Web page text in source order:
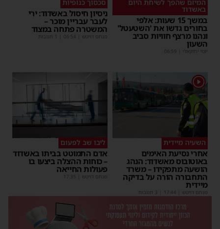
המיזם שהפך לשיחת היום
באשדוד
במשך 15 שעות: אלפי
בחורים גדשו את 'השטעטל'
ונהנו מרצף חוויות סביב
השעון
יוסי יחזקאלי 06:59
סכסוך כנופיות
ניסיון חיסול באשדוד: ירי
לעבר עבריין מוכר –
המשטרה פתחה במצוד
מנחם דויטש 06:54
1
השעיה מיידית
אחרי נסיעת האימים
באוטובוס מאשדוד: הנהג
הושעה מתפקידו – משרד
התחבורה הורה על בדיקה
מיידית
מנחם דויטש 17:44
ליבו שב לפעום
אדם התמוטט בביתו באשדוד
– כוחות ההצלה ביצעו בו
פעולות החייאה
מנחם דויטש 17:35